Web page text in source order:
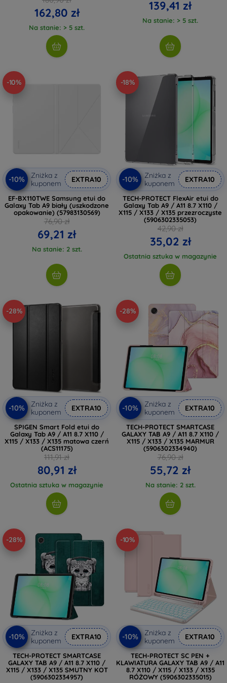
162,80 zł
Na stanie: > 5 szt.
139,41 zł
Na stanie: > 5 szt.
-10%
-10%
Zniżka z
kuponem
EXTRA10
EF-BX110TWE Samsung etui do
Galaxy Tab A9 biały (uszkodzone
opakowanie) (57983130569)
76,90 zł
69,21 zł
Na stanie: 2 szt.
-18%
-10%
Zniżka z
kuponem
EXTRA10
TECH-PROTECT FlexAir etui do
Galaxy Tab A9 / A11 8.7 X110 /
X115 / X133 / X135 przezroczyste
(5906302335053)
42,90 zł
35,02 zł
Ostatnia sztuka w magazynie
-28%
-10%
Zniżka z
kuponem
EXTRA10
SPIGEN Smart Fold etui do
Galaxy Tab A9 / A11 8.7 X110 /
X115 / X133 / X135 matowa czerń
(ACS11175)
111,91 zł
80,91 zł
Ostatnia sztuka w magazynie
-28%
-10%
Zniżka z
kuponem
EXTRA10
TECH-PROTECT SMARTCASE
GALAXY TAB A9 / A11 8.7 X110 /
X115 / X133 / X135 MARMUR
(5906302334940)
76,90 zł
55,72 zł
Na stanie: 2 szt.
-28%
-10%
Zniżka z
kuponem
EXTRA10
TECH-PROTECT SMARTCASE
GALAXY TAB A9 / A11 8.7 X110 /
X115 / X133 / X135 SMUTNY KOT
(5906302334957)
-10%
-10%
Zniżka z
kuponem
EXTRA10
TECH-PROTECT SC PEN +
KLAWIATURA GALAXY TAB A9 / A11
8.7 X110 / X115 / X133 / X135
RÓŻOWY (5906302335015)